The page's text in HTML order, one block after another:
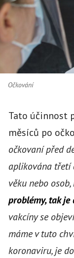
Očkování
Tato účinnost
měsíců po
očkovaní před
aplikována třetí
věku nebo
problémy, tak
vakcíny se
máme v tuto
koronaviru, je